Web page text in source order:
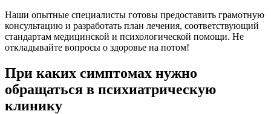
Наши опытные специалисты готовы предоставить грамотную
консультацию и разработать план лечения, соответствующий
стандартам медицинской и психологической помощи. Не
откладывайте вопросы о здоровье на потом!
При каких симптомах нужно
обращаться в психиатрическую
клинику